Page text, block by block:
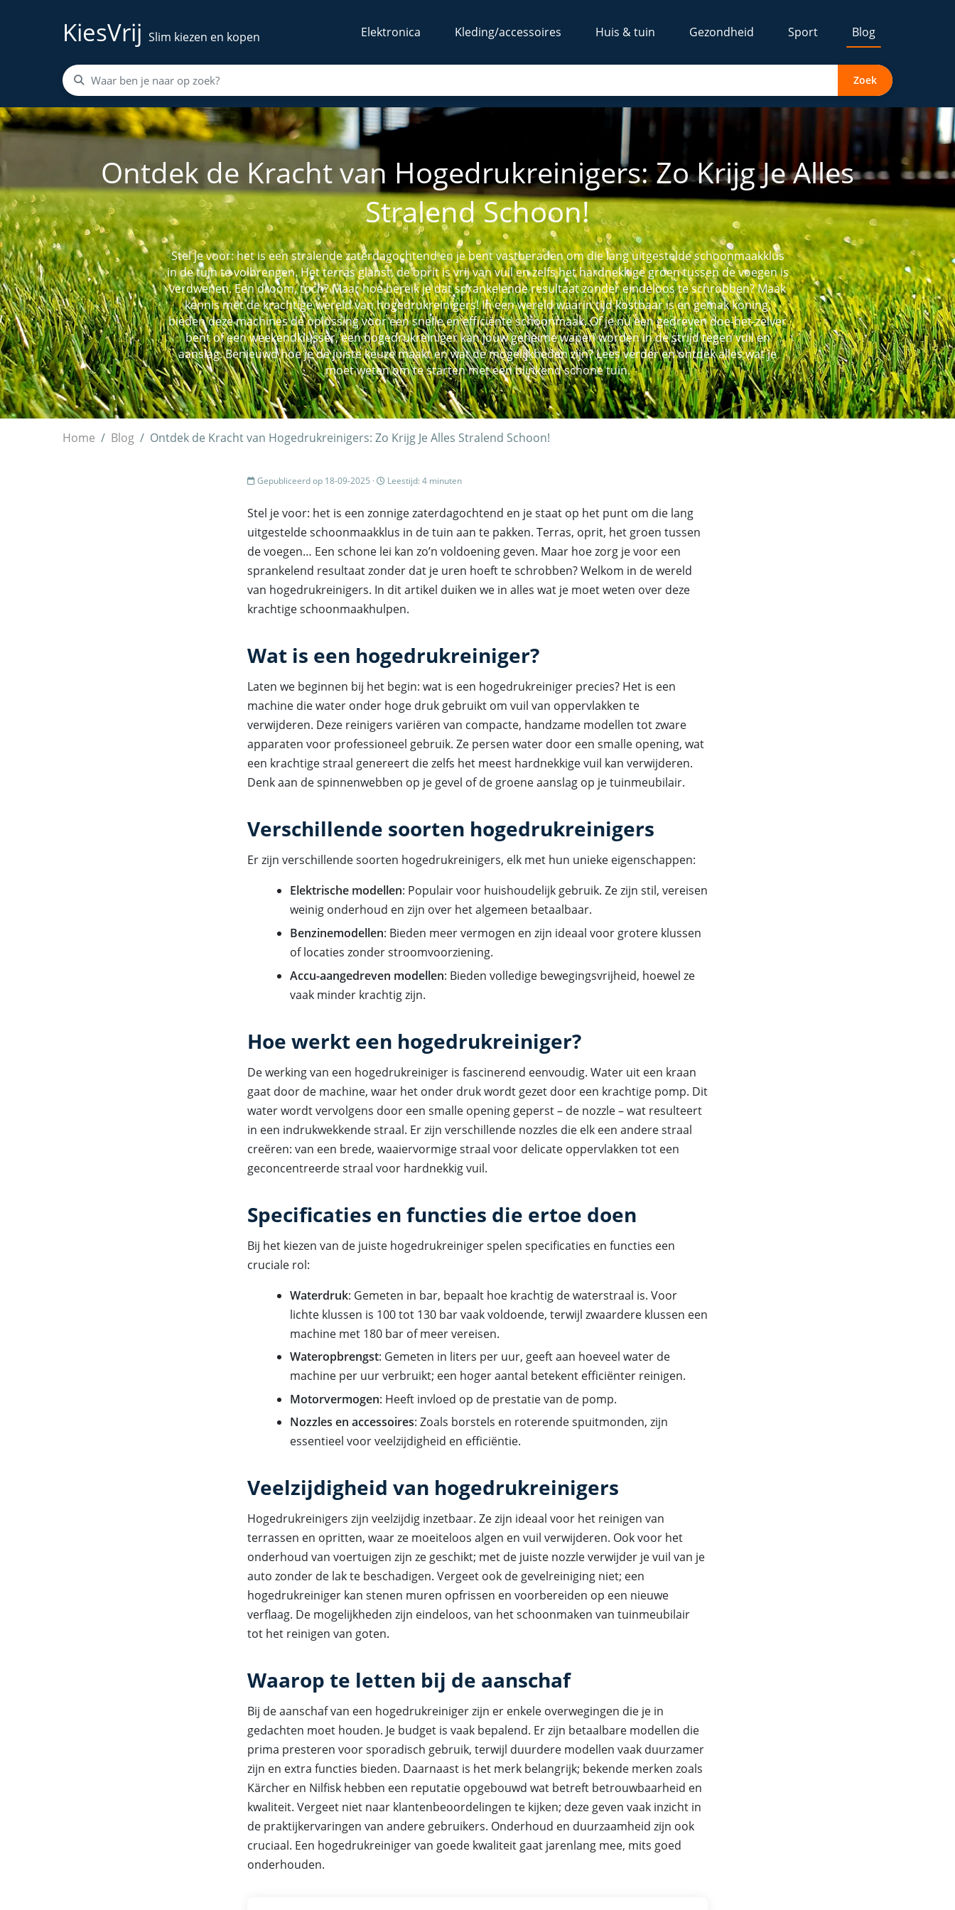
KiesVrij Slim kiezen en kopen Elektronica Kleding/accessoires Huis & tuin Gezondheid Sport Blog
Zoek
Ontdek de Kracht van Hogedrukreinigers: Zo Krijg Je Alles
Stralend Schoon!
Stel je voor: het is een stralende zaterdagochtend en je bent vastberaden om die lang uitgestelde schoonmaakklus
in de tuin te volbrengen. Het terras glanst, de oprit is vrij van vuil en zelfs het hardnekkige groen tussen de voegen is
verdwenen. Een droom, toch? Maar hoe bereik je dat sprankelende resultaat zonder eindeloos te schrobben? Maak
kennis met de krachtige wereld van hogedrukreinigers! In een wereld waarin tijd kostbaar is en gemak koning,
bieden deze machines dé oplossing voor een snelle en efficiënte schoonmaak. Of je nu een gedreven doe-het-zelver
bent of een weekendklusser, een hogedrukreiniger kan jouw geheime wapen worden in de strijd tegen vuil en
aanslag. Benieuwd hoe je de juiste keuze maakt en wat de mogelijkheden zijn? Lees verder en ontdek alles wat je
moet weten om te starten met een blinkend schone tuin.
Home Blog Ontdek de Kracht van Hogedrukreinigers: Zo Krijg Je Alles Stralend Schoon!
Gepubliceerd op 18-09-2025 · Leestijd: 4 minuten
Stel je voor: het is een zonnige zaterdagochtend en je staat op het punt om die lang
uitgestelde schoonmaakklus in de tuin aan te pakken. Terras, oprit, het groen tussen
de voegen… Een schone lei kan zo’n voldoening geven. Maar hoe zorg je voor een
sprankelend resultaat zonder dat je uren hoeft te schrobben? Welkom in de wereld
van hogedrukreinigers. In dit artikel duiken we in alles wat je moet weten over deze
krachtige schoonmaakhulpen.
Wat is een hogedrukreiniger?
Laten we beginnen bij het begin: wat is een hogedrukreiniger precies? Het is een
machine die water onder hoge druk gebruikt om vuil van oppervlakken te
verwijderen. Deze reinigers variëren van compacte, handzame modellen tot zware
apparaten voor professioneel gebruik. Ze persen water door een smalle opening, wat
een krachtige straal genereert die zelfs het meest hardnekkige vuil kan verwijderen.
Denk aan de spinnenwebben op je gevel of de groene aanslag op je tuinmeubilair.
Verschillende soorten hogedrukreinigers
Er zijn verschillende soorten hogedrukreinigers, elk met hun unieke eigenschappen:
Elektrische modellen: Populair voor huishoudelijk gebruik. Ze zijn stil, vereisen
weinig onderhoud en zijn over het algemeen betaalbaar.
Benzinemodellen: Bieden meer vermogen en zijn ideaal voor grotere klussen
of locaties zonder stroomvoorziening.
Accu-aangedreven modellen: Bieden volledige bewegingsvrijheid, hoewel ze
vaak minder krachtig zijn.
Hoe werkt een hogedrukreiniger?
De werking van een hogedrukreiniger is fascinerend eenvoudig. Water uit een kraan
gaat door de machine, waar het onder druk wordt gezet door een krachtige pomp. Dit
water wordt vervolgens door een smalle opening geperst – de nozzle – wat resulteert
in een indrukwekkende straal. Er zijn verschillende nozzles die elk een andere straal
creëren: van een brede, waaiervormige straal voor delicate oppervlakken tot een
geconcentreerde straal voor hardnekkig vuil.
Specificaties en functies die ertoe doen
Bij het kiezen van de juiste hogedrukreiniger spelen specificaties en functies een
cruciale rol:
Waterdruk: Gemeten in bar, bepaalt hoe krachtig de waterstraal is. Voor
lichte klussen is 100 tot 130 bar vaak voldoende, terwijl zwaardere klussen een
machine met 180 bar of meer vereisen.
Wateropbrengst: Gemeten in liters per uur, geeft aan hoeveel water de
machine per uur verbruikt; een hoger aantal betekent efficiënter reinigen.
Motorvermogen: Heeft invloed op de prestatie van de pomp.
Nozzles en accessoires: Zoals borstels en roterende spuitmonden, zijn
essentieel voor veelzijdigheid en efficiëntie.
Veelzijdigheid van hogedrukreinigers
Hogedrukreinigers zijn veelzijdig inzetbaar. Ze zijn ideaal voor het reinigen van
terrassen en opritten, waar ze moeiteloos algen en vuil verwijderen. Ook voor het
onderhoud van voertuigen zijn ze geschikt; met de juiste nozzle verwijder je vuil van je
auto zonder de lak te beschadigen. Vergeet ook de gevelreiniging niet; een
hogedrukreiniger kan stenen muren opfrissen en voorbereiden op een nieuwe
verflaag. De mogelijkheden zijn eindeloos, van het schoonmaken van tuinmeubilair
tot het reinigen van goten.
Waarop te letten bij de aanschaf
Bij de aanschaf van een hogedrukreiniger zijn er enkele overwegingen die je in
gedachten moet houden. Je budget is vaak bepalend. Er zijn betaalbare modellen die
prima presteren voor sporadisch gebruik, terwijl duurdere modellen vaak duurzamer
zijn en extra functies bieden. Daarnaast is het merk belangrijk; bekende merken zoals
Kärcher en Nilfisk hebben een reputatie opgebouwd wat betreft betrouwbaarheid en
kwaliteit. Vergeet niet naar klantenbeoordelingen te kijken; deze geven vaak inzicht in
de praktijkervaringen van andere gebruikers. Onderhoud en duurzaamheid zijn ook
cruciaal. Een hogedrukreiniger van goede kwaliteit gaat jarenlang mee, mits goed
onderhouden.